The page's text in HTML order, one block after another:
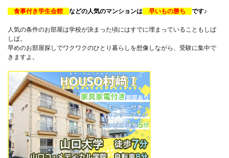
食事付き学生会館 などの人気のマンションは 早いもの勝ち です♪
人気の条件のお部屋は学校が決まった頃にはすでに埋まっているこ ともしば
しば。
早めのお部屋探しでワクワクのひとり暮らしを想像しながら、 受験に集中で
きますよ。